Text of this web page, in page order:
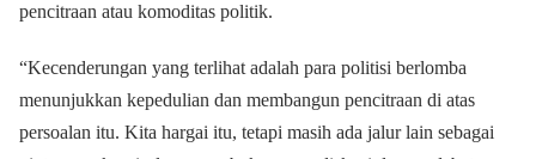
pencitraan atau komoditas politik.
“Kecenderungan yang terlihat adalah para politisi berlomba
menunjukkan kepedulian dan membangun pencitraan di atas
persoalan itu. Kita hargai itu, tetapi masih ada jalur lain sebagai